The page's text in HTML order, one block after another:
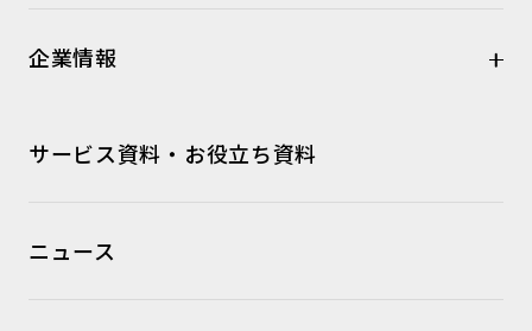
企業情報
サービス資料・お役立ち資料
ニュース